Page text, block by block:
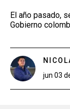
El año pasado,
Gobierno
jun 03